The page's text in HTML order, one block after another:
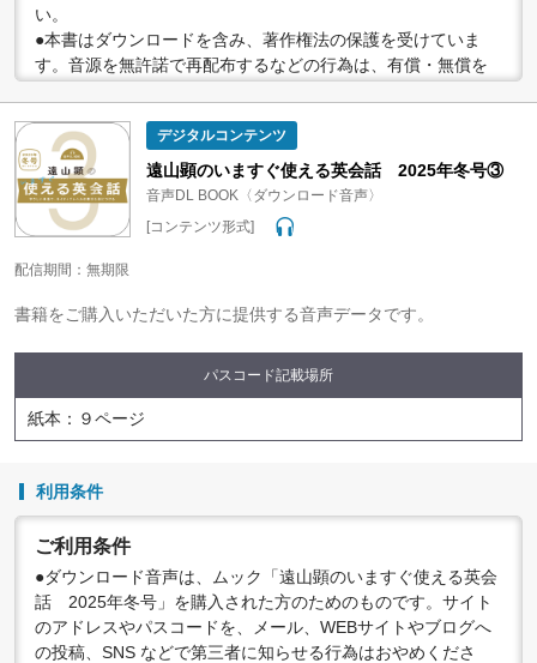
い。
●本書はダウンロードを含み、著作権法の保護を受けていま
す。音源を無許諾で再配布するなどの行為は、有償・無償を
●配信の方法やコンテンツの中身については、事前の告知なく
変更する場合がありますので、あらかじめご了承ください。
デジタルコンテンツ
遠山顕のいますぐ使える英会話 2025年冬号③
音声DL BOOK〈ダウンロード音声〉
[コンテンツ形式]
配信期間：無期限
書籍をご購入いただいた方に提供する音声データです。
パスコード記載場所
紙本：９ページ
利用条件
ご利用条件
●ダウンロード音声は、ムック「遠山顕のいますぐ使える英会
話 2025年冬号」を購入された方のためのものです。サイト
のアドレスやパスコードを、メール、WEBサイトやブログへ
の投稿、SNS などで第三者に知らせる行為はおやめくださ